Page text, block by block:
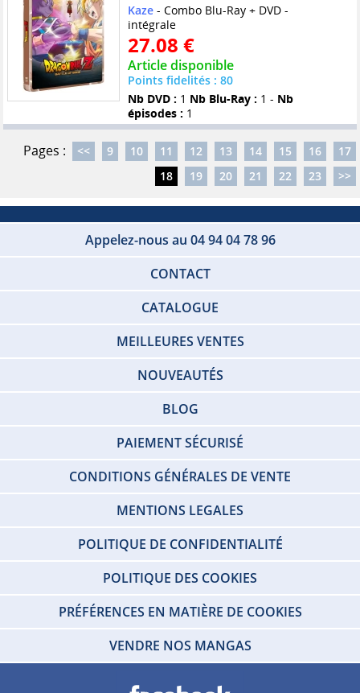
Kaze- Combo Blu-Ray + DVD -
intégrale
27.08 €
Article disponible
Points fidelités : 80
Nb DVD : 1 Nb Blu-Ray : 1 - Nb
épisodes : 1
Pages : << 9 10 11 12 13 14 15 16
17
18
19 20 21 22 23 >>
Appelez-nous au 04 94 04 78 96
CONTACT
CATALOGUE
MEILLEURES VENTES
NOUVEAUTÉS
BLOG
PAIEMENT SÉCURISÉ
CONDITIONS GÉNÉRALES DE VENTE
MENTIONS LEGALES
POLITIQUE DE CONFIDENTIALITÉ
POLITIQUE DES COOKIES
PRÉFÉRENCES EN MATIÈRE DE COOKIES
VENDRE NOS MANGAS